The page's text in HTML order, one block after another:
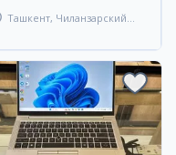
Ташкент, Чиланзарский